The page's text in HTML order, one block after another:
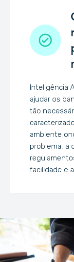
Inteligência
ajudar os
tão
ambiente
problema, a
facilidade e